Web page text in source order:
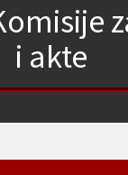
i akte